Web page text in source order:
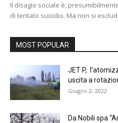
Il disagio sociale è,
di tentato suicidio. Ma non si
MOST POPULAR
JET P,
uscita a
Giugno 2, 2022
Da Nobili spa